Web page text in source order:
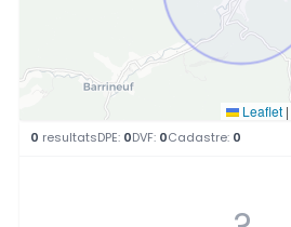
0 resultatsDPE: 0DVF: 0Cadastre: 0
Leaflet |